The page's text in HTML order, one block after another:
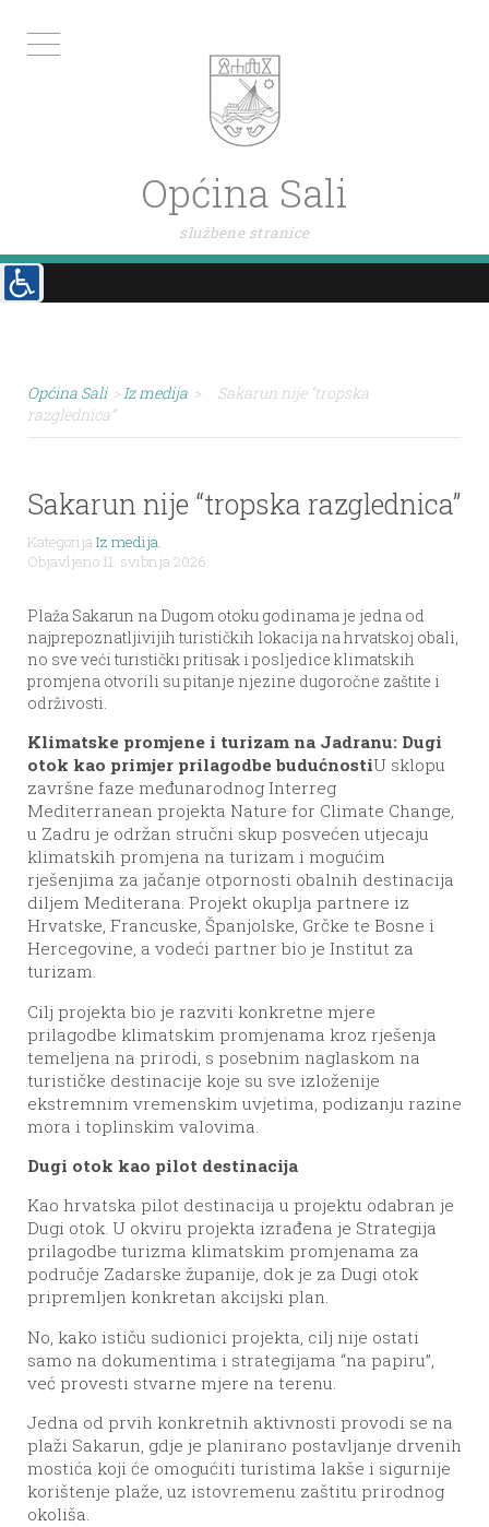
Općina Sali
službene stranice
Općina Sali > Iz medija >
Sakarun nije “tropska
razglednica”
Sakarun nije “tropska razglednica”
KategorijaIz medija,
Objavljeno 11. svibnja 2026.
Plaža Sakarun na Dugom otoku godinama je jedna od
najprepoznatljivijih turističkih lokacija na hrvatskoj obali,
no sve veći turistički pritisak i posljedice klimatskih
promjena otvorili su pitanje njezine dugoročne zaštite i
održivosti.
Klimatske promjene i turizam na Jadranu: Dugi
otok kao primjer prilagodbe budućnostiU sklopu
završne faze međunarodnog Interreg
Mediterranean projekta Nature for Climate Change,
u Zadru je održan stručni skup posvećen utjecaju
klimatskih promjena na turizam i mogućim
rješenjima za jačanje otpornosti obalnih destinacija
diljem Mediterana. Projekt okuplja partnere iz
Hrvatske, Francuske, Španjolske, Grčke te Bosne i
Hercegovine, a vodeći partner bio je Institut za
turizam.
Cilj projekta bio je razviti konkretne mjere
prilagodbe klimatskim promjenama kroz rješenja
temeljena na prirodi, s posebnim naglaskom na
turističke destinacije koje su sve izloženije
ekstremnim vremenskim uvjetima, podizanju razine
mora i toplinskim valovima.
Dugi otok kao pilot destinacija
Kao hrvatska pilot destinacija u projektu odabran je
Dugi otok. U okviru projekta izrađena je Strategija
prilagodbe turizma klimatskim promjenama za
područje Zadarske županije, dok je za Dugi otok
pripremljen konkretan akcijski plan.
No, kako ističu sudionici projekta, cilj nije ostati
samo na dokumentima i strategijama “na papiru”,
već provesti stvarne mjere na terenu.
Jedna od prvih konkretnih aktivnosti provodi se na
plaži Sakarun, gdje je planirano postavljanje drvenih
mostića koji će omogućiti turistima lakše i sigurnije
korištenje plaže, uz istovremenu zaštitu prirodnog
okoliša.